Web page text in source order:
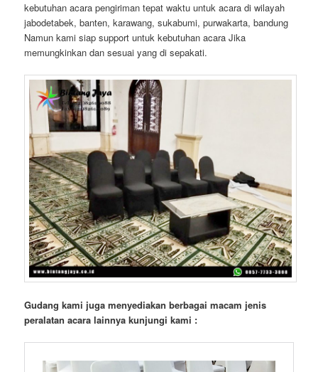
kebutuhan acara pengiriman tepat waktu untuk acara di wilayah
jabodetabek, banten, karawang, sukabumi, purwakarta, bandung
Namun kami siap support untuk kebutuhan acara Jika
memungkinkan dan sesuai yang di sepakati.
Gudang kami juga menyediakan berbagai macam jenis
peralatan acara lainnya kunjungi kami :